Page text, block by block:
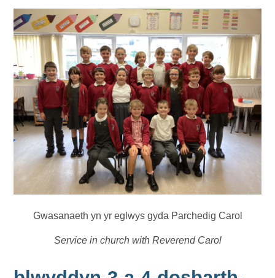
Gwasanaeth yn yr eglwys gyda Parchedig Carol
Service in church with Reverend Carol